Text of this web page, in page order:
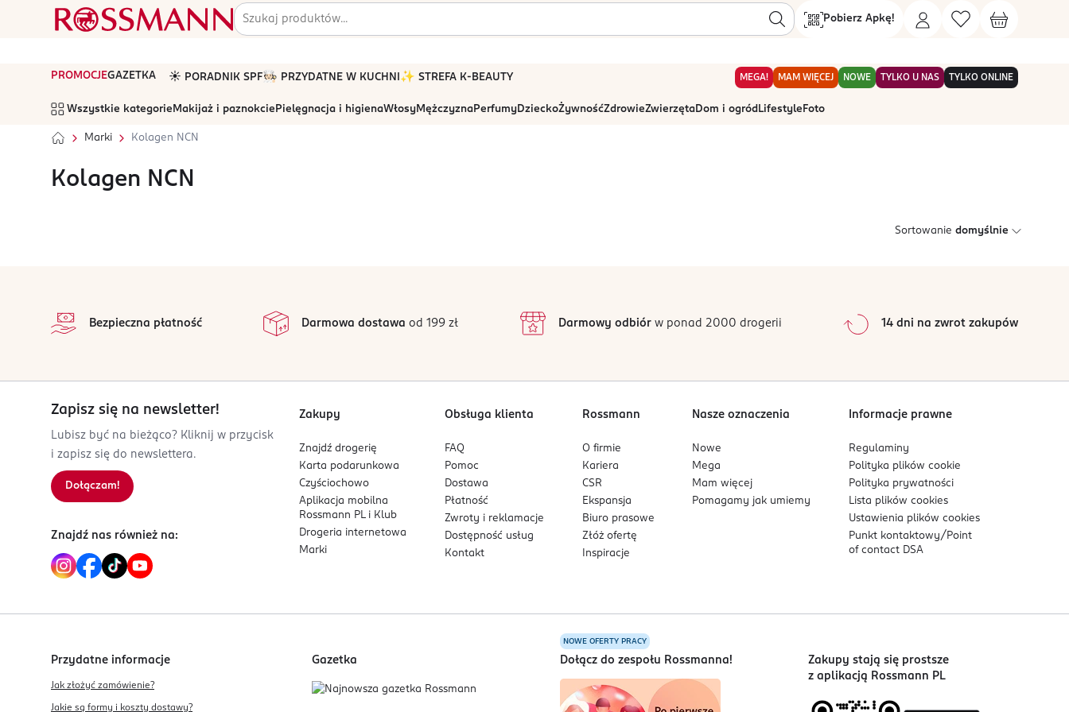
Pobierz Apkę!
PROMOCJEGAZETKA ☀️ PORADNIK SPF🧑🏻‍🍳 PRZYDATNE W KUCHNI ✨ STREFA K-BEAUTY MEGA! MAM WIĘCEJ NOWE TYLKO U NAS TYLKO ONLINE
Wszystkie kategorie Makijaż i paznokcie Pielęgnacja i higienaWłosyMężczyznaPerfumyDzieckoŻywnośćZdrowieZwierzętaDom i ogród Lifestyle Foto
Marki Kolagen NCN
Kolagen NCN
Sortowanie domyślnie
Bezpieczna płatność Darmowa dostawa od 199 zł Darmowy odbiórw ponad 2000 drogerii 14 dni na zwrot zakupów
Zapisz się na newsletter!
Lubisz być na bieżąco? Kliknij w przycisk
i zapisz się do newslettera.
Dołączam!
Znajdź nas również na:
Zakupy
Znajdź drogerię
Karta podarunkowa
Czyściochowo
Aplikacja mobilna
Rossmann PL i Klub
Drogeria internetowa
Marki
Obsługa klienta
FAQ
Pomoc
Dostawa
Płatność
Zwroty i reklamacje
Dostępność usług
Kontakt
Rossmann
O firmie
Kariera
CSR
Ekspansja
Biuro prasowe
Złóż ofertę
Inspiracje
Nasze oznaczenia
Nowe
Mega
Mam więcej
Pomagamy jak umiemy
Informacje prawne
Regulaminy
Polityka plikówcookie
Polityka prywatności
Lista plikówcookies
Ustawienia plikówcookies
Punkt kontaktowy/ Point
of contact DSA
Przydatne informacje
Jak złożyć zamówienie?
Jakie są formy i koszty dostawy?
Gazetka
NOWE OFERTY PRACY
Dołącz do zespołu Rossmanna!
Zakupy stają się prostsze
z aplikacją Rossmann PL